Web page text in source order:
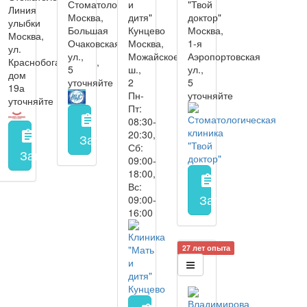
Линия
улыбки
Москва,
ул.
Краснобогатырская,
дом
19а
уточняйте
assignment
Запись на прием заполнить форму онлайн
Стоматологии
Москва,
Большая
Очаковская
ул.,
5
уточняйте
assignment
Запись на прием заполнить форму
и
дитя"
Кунцево
Москва,
Можайское
ш.,
2
Пн-
Пт:
08:30-
20:30,
Сб:
09:00-
18:00,
Вс:
09:00-
16:00
"Твой
доктор"
Москва,
1-я
Аэропортовская
ул.,
5
уточняйте
assignment
Запись на прием
27 лет опыта